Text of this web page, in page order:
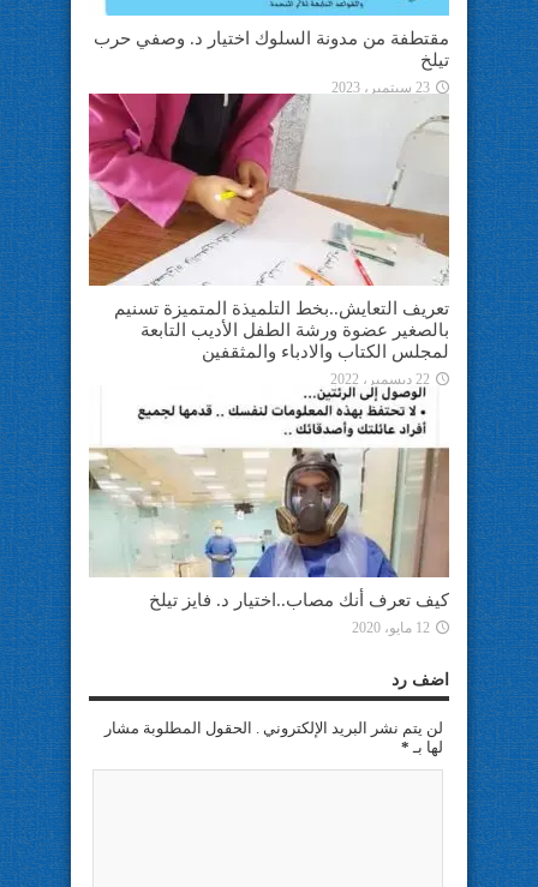
مقتطفة من مدونة السلوك اختيار د. وصفي حرب
تيلخ
23 سبتمبر، 2023
تعريف التعايش..بخط التلميذة المتميزة تسنيم
بالصغير عضوة ورشة الطفل الأديب التابعة
لمجلس الكتاب والادباء والمثقفين
22 ديسمبر، 2022
كيف تعرف أنك مصاب..اختيار د. فايز تيلخ
12 مايو، 2020
اضف رد
لن يتم نشر البريد الإلكتروني . الحقول المطلوبة مشار
لها بـ *